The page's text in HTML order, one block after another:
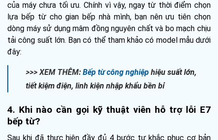
của máy chưa tối ưu. Chính vì vậy, ngay từ thời điểm chọn
lựa bếp từ cho gian bếp nhà mình, bạn nên ưu tiên chọn
dòng máy sử dụng mâm đồng nguyên chất và bo mạch chịu
tải công suất lớn. Bạn có thể tham khảo có model mẫu dưới
đây:
>>> XEM THÊM: Bếp từ công nghiệp hiệu suất lớn,
tiết kiệm điện, linh kiện nhập khẩu bền bỉ
4. Khi nào cần gọi kỹ thuật viên hỗ trợ lỗi E7
bếp từ?
Sau khi đã thực hiện đầy đủ 4 bước tự khắc phục cơ bản